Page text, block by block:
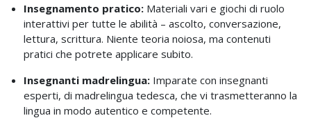
Insegnamento pratico:Materiali vari e giochi di ruolo
interattivi per tutte le abilità – ascolto, conversazione,
lettura, scrittura. Niente teoria noiosa, ma contenuti
pratici che potrete applicare subito.
Insegnanti madrelingua:Imparate con insegnanti
esperti, di madrelingua tedesca, che vi trasmetteranno la
lingua in modo autentico e competente.